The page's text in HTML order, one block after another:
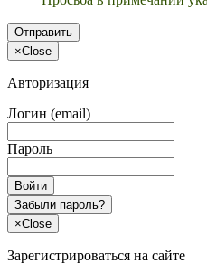
Отправить
×Close
Авторизация
Логин (email)
Пароль
Войти
Забыли пароль?
×Close
Зарегистрироваться на сайте